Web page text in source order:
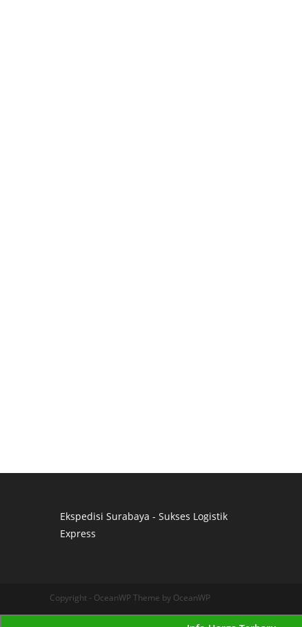
Ekspedisi Surabaya - Sukses Logistik
Express
Jasa Tank Cleaning
Copyright - OceanWP Theme by OceanWP